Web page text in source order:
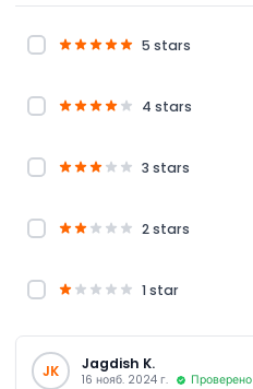
5 stars
4 stars
3 stars
2 stars
1 star
JK Jagdish K.
16 нояб. 2024 г. Проверено